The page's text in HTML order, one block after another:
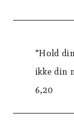
”Hold
ikke din
6,20